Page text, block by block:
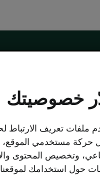
خصوصيتك
ملفات تعريف الارتباط
حركة مستخدمي الموقع،
وتخصيص المحتوى
حول استخدامك لموقعنا